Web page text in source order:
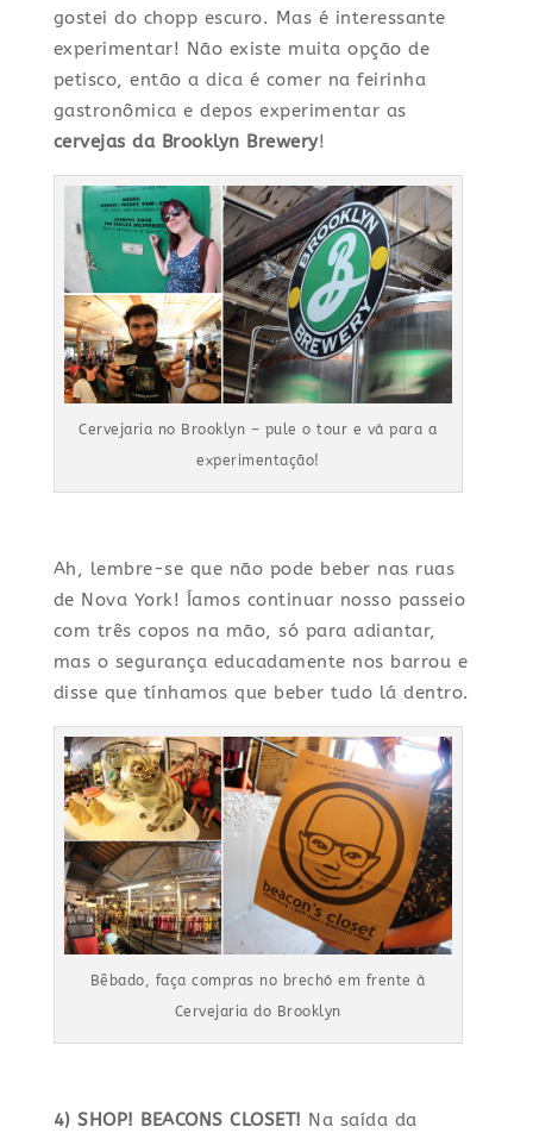
gostei do chopp escuro. Mas é interessante
experimentar! Não existe muita opção de
petisco, então a dica é comer na feirinha
gastronômica e depos experimentar as
cervejas da Brooklyn Brewery!
Cervejaria no Brooklyn – pule o tour e vá para a
experimentação!
Ah, lembre-se que não pode beber nas ruas
de Nova York! Íamos continuar nosso passeio
com três copos na mão, só para adiantar,
mas o segurança educadamente nos barrou e
disse que tínhamos que beber tudo lá dentro.
Bêbado, faça compras no brechó em frente à
Cervejaria do Brooklyn
4) SHOP! BEACONS CLOSET! Na saída da